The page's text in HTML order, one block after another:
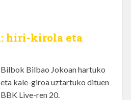
hiri-kirola eta
Bilbao Jokoan hartuko
kale-giroa uztartuko dituen
Live-ren 20.